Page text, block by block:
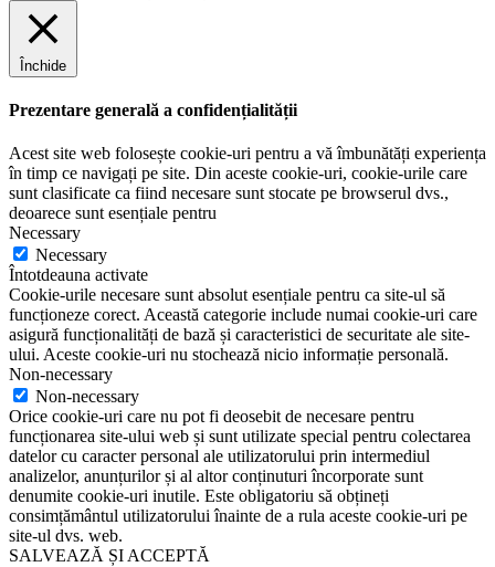
Închide
Prezentare generală a confidențialității
Acest site web folosește cookie-uri pentru a vă îmbunătăți experiența
în timp ce navigați pe site. Din aceste cookie-uri, cookie-urile care
sunt clasificate ca fiind necesare sunt stocate pe browserul dvs.,
deoarece sunt esențiale pentru
Necessary
Necessary
Întotdeauna activate
Cookie-urile necesare sunt absolut esențiale pentru ca site-ul să
funcționeze corect. Această categorie include numai cookie-uri care
asigură funcționalități de bază și caracteristici de securitate ale site-
ului. Aceste cookie-uri nu stochează nicio informație personală.
Non-necessary
Non-necessary
Orice cookie-uri care nu pot fi deosebit de necesare pentru
funcționarea site-ului web și sunt utilizate special pentru colectarea
datelor cu caracter personal ale utilizatorului prin intermediul
analizelor, anunțurilor și al altor conținuturi încorporate sunt
denumite cookie-uri inutile. Este obligatoriu să obțineți
consimțământul utilizatorului înainte de a rula aceste cookie-uri pe
site-ul dvs. web.
SALVEAZĂ ȘI ACCEPTĂ